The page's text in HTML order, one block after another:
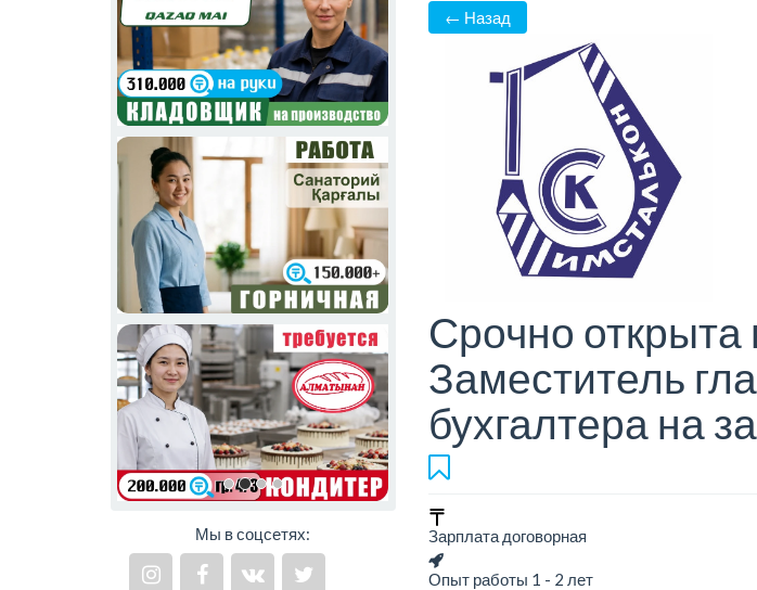
Мы в соцсетях:
← Назад
Срочно открыта
Заместитель
бухгалтера на
Зарплата договорная
Опыт работы 1 - 2 лет